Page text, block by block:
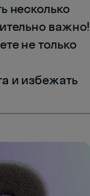
несколько
важно!
не только
и избежать